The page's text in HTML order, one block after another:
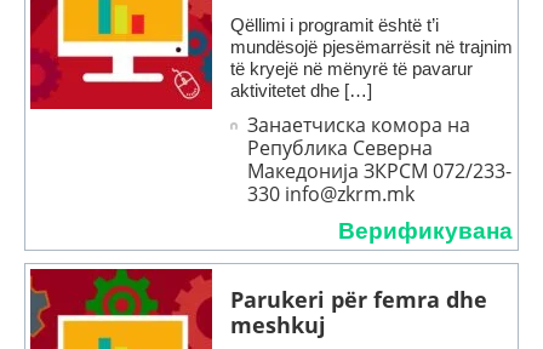
Qëllimi i programit është t’i
mundësojë pjesëmarrësit në trajnim
të kryejë në mënyrë të pavarur
aktivitetet dhe […]
Занаетчиска комора на
Република Северна
Македонија ЗКРСМ 072/233-
330 info@zkrm.mk
Верификувана
Parukeri për femra dhe
meshkuj